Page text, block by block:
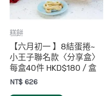
糕餅
【六月初一 】8結蛋捲~
小王子聯名款〈分享盒〉
每盒40件 HKD$180 / 盒
NT$ 626